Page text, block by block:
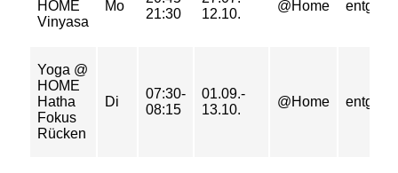
HOME
Vinyasa
Mo
21:30
12.10.
@Home
Yoga @
HOME
Hatha
Fokus
Rücken
Di
07:30-
08:15
01.09.-
13.10.
@Home